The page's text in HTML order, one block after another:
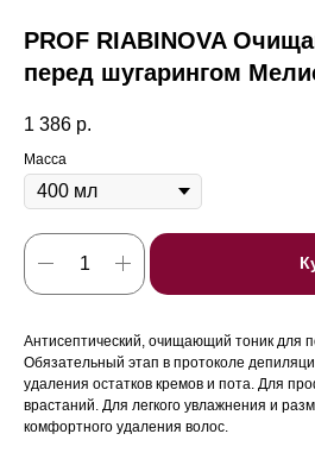
PROF RIABINOVA
перед шугарингом
1 386 р.
Масса
Антисептический, очищающий тоник для
Обязательный этап в протоколе
удаления остатков кремов и пота. Для
врастаний. Для легкого увлажнения и
комфортного удаления волос.